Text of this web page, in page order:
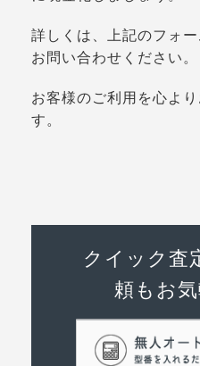
詳しくは、上記のフォ
お問い合わせください。
お客様のご利用を心よ
す。
クイック査
頼もお気